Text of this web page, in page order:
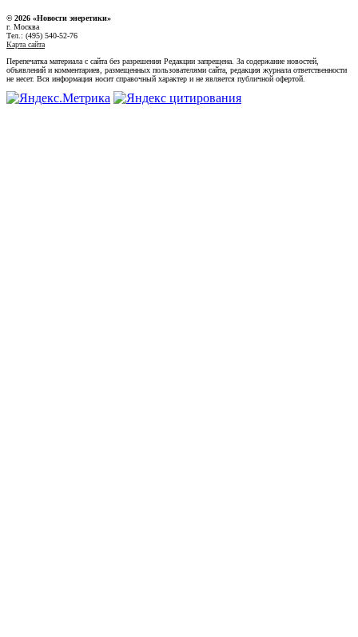
© 2026 «Новости энеретики»
г. Москва
Тел.: (495) 540-52-76
Карта сайта
Перепечатка материала с сайта без разрешения Редакции запрещена. За содержание новостей,
объявлений и комментариев, размещенных пользователями сайта, редакция журнала ответственности
не несет. Вся информация носит справочный характер и не является публичной офертой.